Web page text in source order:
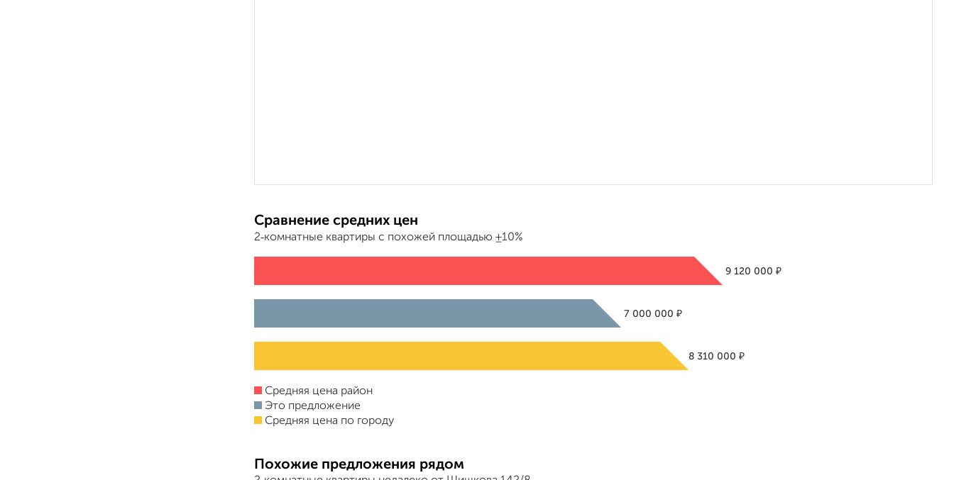
Сравнение средних цен
2‑комнатные квартиры с похожей площадью ±10%
9 120 000₽
7 000 000 ₽
8 310 000₽
Средняя цена район
Это предложение
Средняя цена по городу
Похожие предложения рядом